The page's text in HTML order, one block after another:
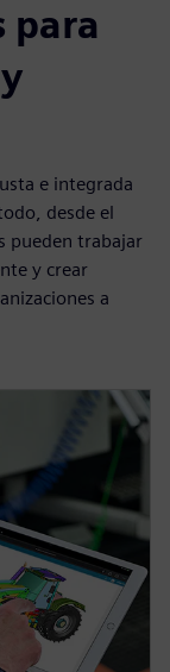
para
e integrada
desde el
pueden trabajar
y crear
a